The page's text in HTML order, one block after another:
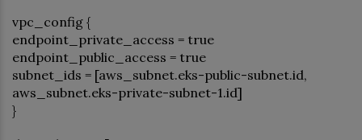
vpc_config {
endpoint_private_access = true
endpoint_public_access = true
subnet_ids = [aws_subnet.eks-public-subnet.id,
aws_subnet.eks-private-subnet-1.id]
}